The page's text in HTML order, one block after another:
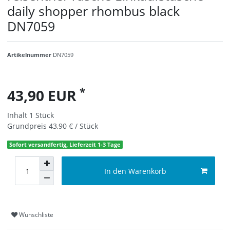
daily shopper rhombus black
DN7059
Artikelnummer DN7059
43,90 EUR *
Inhalt 1 Stück
Grundpreis 43,90 € / Stück
Sofort versandfertig, Lieferzeit 1-3 Tage
In den Warenkorb
Wunschliste